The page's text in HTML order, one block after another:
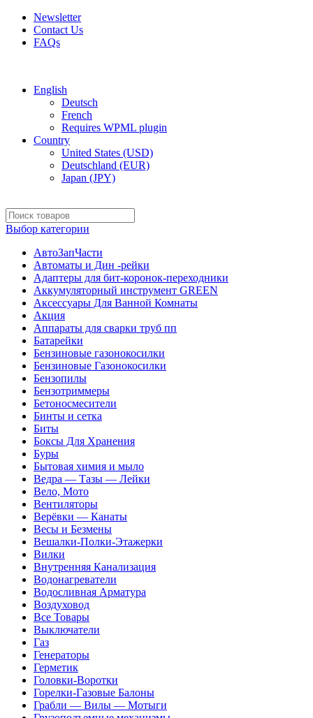
Newsletter
Contact Us
FAQs
English
Deutsch
French
Requires WPML plugin
Country
United States (USD)
Deutschland (EUR)
Japan (JPY)
Выбор категории
АвтоЗапЧасти
Автоматы и Дин -рейки
Адаптеры для бит-коронок-переходники
Аккумуляторный инструмент GREEN
Аксессуары Для Ванной Комнаты
Акция
Аппараты для сварки труб пп
Батарейки
Бензиновые газонокосилки
Бензиновые Газонокосилки
Бензопилы
Бензотриммеры
Бетоносмесители
Бинты и сетка
Биты
Боксы Для Хранения
Буры
Бытовая химия и мыло
Ведра — Тазы — Лейки
Вело, Мото
Вентиляторы
Верёвки — Канаты
Весы и Безмены
Вешалки-Полки-Этажерки
Вилки
Внутренняя Канализация
Водонагреватели
Водосливная Арматура
Воздуховод
Все Товары
Выключатели
Газ
Генераторы
Герметик
Головки-Воротки
Горелки-Газовые Балоны
Грабли — Вилы — Мотыги